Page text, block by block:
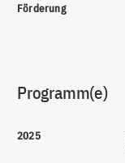
Förderung
Programm(e)
2025